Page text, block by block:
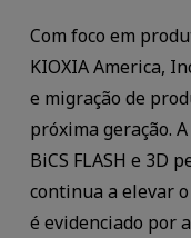
Com foco em
KIOXIA America,
e migração de
próxima geração.
BiCS FLASH e 3D
continua a elevar
é evidenciado por